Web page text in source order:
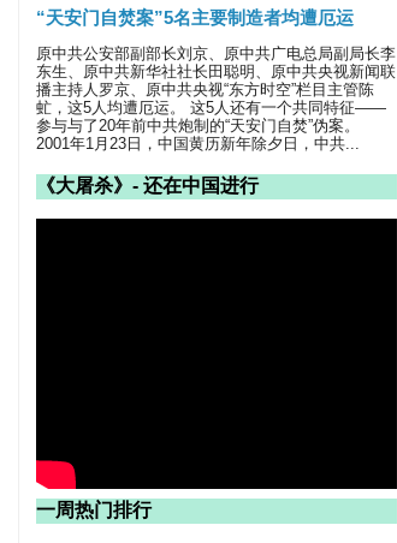
“天安门自焚案”5名主要制造者均遭厄运
原中共公安部副部长刘京、原中共广电总局副局长李
东生、原中共新华社社长田聪明、原中共央视新闻联
播主持人罗京、原中共央视“东方时空”栏目主管陈
虻，这5人均遭厄运。 这5人还有一个共同特征——
参与与了20年前中共炮制的“天安门自焚”伪案。
2001年1月23日，中国黄历新年除夕日，中共...
《大屠杀》- 还在中国进行
一周热门排行